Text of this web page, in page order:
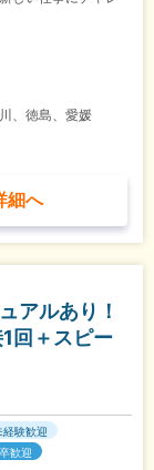
、徳島、愛媛
細へ
アルあり！
回＋スピー
経験歓迎
歓迎